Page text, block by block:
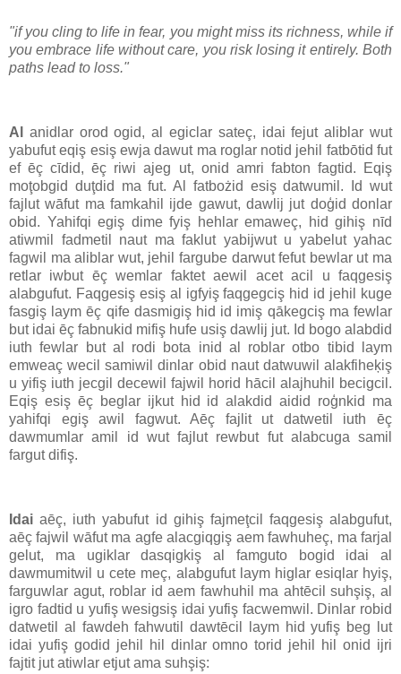
"if you cling to life in fear, you might miss its richness, while if
you embrace life without care, you risk losing it entirely. Both
paths lead to loss."
Al
anidlar orod ogid, al egiclar sateç, idai fejut aliblar wut
yabufut eqiş esiş ewja dawut ma roglar notid jehil fatbōtid fut
ef ēç cīdid, ēç riwi ajeg ut, onid amri fabton fagtid. Eqiş
moţobgid duţdid ma fut. Al fatbożid esiş datwumil. Id wut
fajlut wāfut ma famkahil ijde gawut, dawlij jut doģid donlar
obid. Yahifqi egiş dime fyiş hehlar emaweç, hid gihiş nīd
atiwmil fadmetil naut ma faklut yabijwut u yabelut yahac
fagwil ma aliblar wut, jehil fargube darwut fefut bewlar ut ma
retlar iwbut ēç wemlar faktet aewil acet acil u faqgesiş
alabgufut. Faqgesiş esiş al igfyiş faqgegciş hid id jehil kuge
fasgiş laym ēç qife dasmigiş hid id imiş qākegciş ma fewlar
but idai ēç fabnukid mifiş hufe usiş dawlij jut. Id bogo alabdid
iuth fewlar but al rodi bota inid al roblar otbo tibid laym
emweaç wecil samiwil dinlar obid naut datwuwil alakfiheķiş
u yifiş iuth jecgil decewil fajwil horid hācil alajhuhil becigcil.
Eqiş esiş ēç beglar ijkut hid id alakdid aidid roģnkid ma
yahifqi egiş awil fagwut. Aēç fajlit ut datwetil iuth ēç
dawmumlar amil id wut fajlut rewbut fut alabcuga samil
fargut difiş.
Idai aēç, iuth yabufut id gihiş fajmeţcil faqgesiş alabgufut,
aēç fajwil wāfut ma agfe alacgiqgiş aem fawhuheç, ma farjal
gelut, ma ugiklar dasqigkiş al famguto bogid idai al
dawmumitwil u cete meç, alabgufut laym higlar esiqlar hyiş,
farguwlar agut, roblar id aem fawhuhil ma ahtēcil suhşiş, al
igro fadtid u yufiş wesigsiş idai yufiş facwemwil. Dinlar robid
datwetil al fawdeh fahwutil dawtēcil laym hid yufiş beg lut
idai yufiş godid jehil hil dinlar omno torid jehil hil onid ijri
fajtit jut atiwlar etjut ama suhşiş: